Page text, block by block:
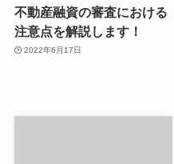
不動産融資の審査における
注意点を解説します！
2022年6月17日